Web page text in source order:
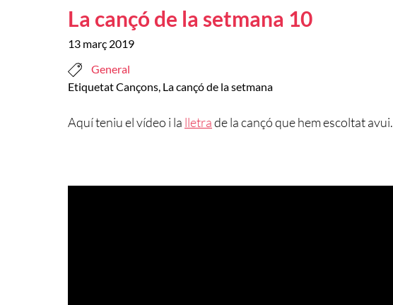
La cançó de la setmana 10
13 març 2019
General
EtiquetatCançons, La cançó de la setmana
Aquí teniu el vídeo i la lletrade la cançó que hem escoltat avui.